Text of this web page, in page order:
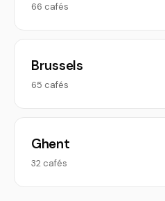
66 cafés
Brussels
65 cafés
Ghent
32 cafés